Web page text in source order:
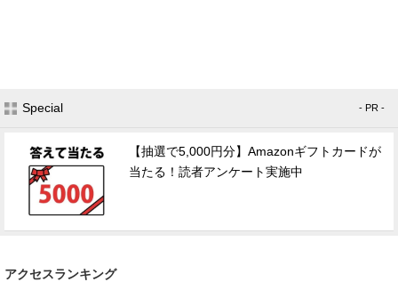
Special - PR -
【抽選で5,000円分】Amazonギフトカードが
当たる！読者アンケート実施中
アクセスランキング